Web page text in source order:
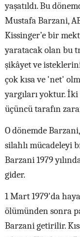
yaşatıldı. Bu
Mustafa Barzani,
Kissinger’e bir
yaratacak olan bu
şikâyet ve
çok kısa ve 'net'
yargıları yoktur.
üçüncü tarafın
O dönemde
silahlı mücadeleyi
Barzani 1979
gider.
1 Mart 1979'da
ölümünden sonra
Barzani getirilir.